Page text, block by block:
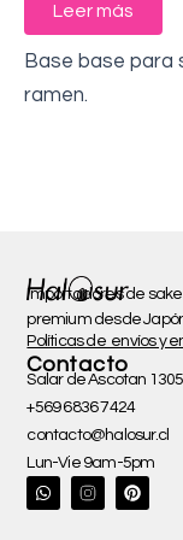
Leer más
Base base para
ramen.
Importadores de
premium desde
Políticas de envíos y
Contacto
Salar de Ascotan
+569 6836 7424
contacto@halosur.cl
Lun-Vie 9am-5pm
W
h
P
i